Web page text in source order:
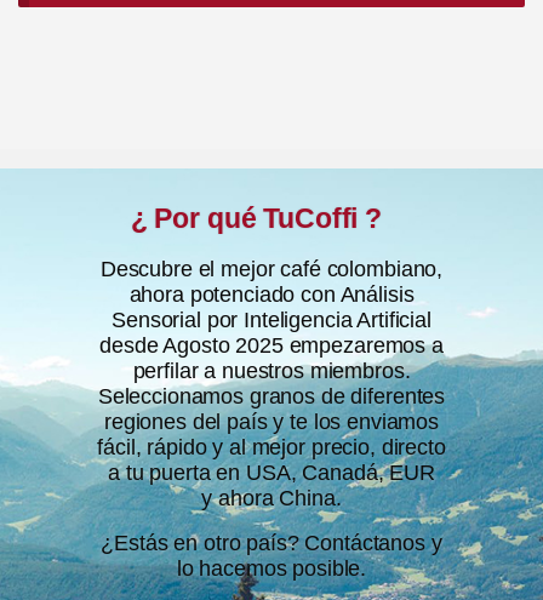
¿ Por qué TuCoffi ?
Descubre el mejor café colombiano,
ahora potenciado con Análisis
Sensorial por Inteligencia Artificial
desde Agosto 2025 empezaremos a
perfilar a nuestros miembros.
Seleccionamos granos de diferentes
regiones del país y te los enviamos
fácil, rápido y al mejor precio, directo
a tu puerta en USA, Canadá, EUR
y ahora China.
¿Estás en otro país? Contáctanos y
lo hacemos posible.